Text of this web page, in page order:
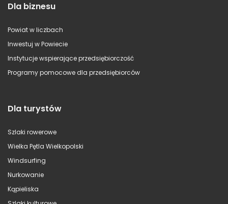
Dla biznesu
Powiat w liczbach
Inwestuj w Powiecie
Instytucje wspierające przedsiębiorczość
Programy pomocowe dla przedsiębiorców
Dla turystów
Szlaki rowerowe
Wielka Pętla Wielkopolski
Windsurfing
Nurkowanie
Kąpieliska